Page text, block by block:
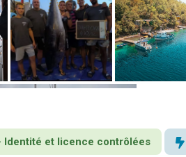
Identité et licence contrôlées